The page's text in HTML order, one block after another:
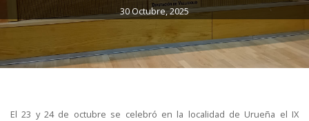
30 Octubre, 2025
El 23 y 24 de octubre se celebró en la localidad de Urueña el IX